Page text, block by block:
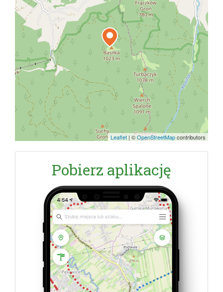
Leaflet | ©OpenStreetMapcontributors
Pobierz aplikację